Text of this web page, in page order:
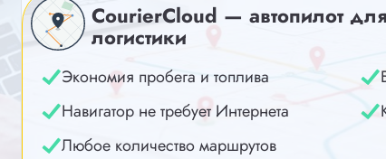
CourierCloud — автопилот
логистики
Экономия пробега и топлива
Навигатор не требует Интернета
Любое количество маршрутов